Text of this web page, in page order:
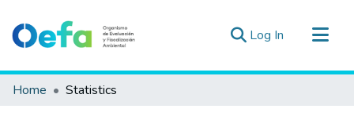
Log In (current)
Communities & Collections
Home Statistics